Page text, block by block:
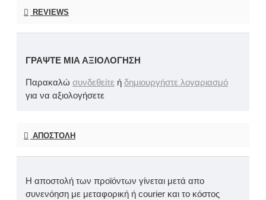
REVIEWS
ΓΡΆΨΤΕ ΜΙΑ ΑΞΙΟΛΌΓΗΣΗ
Παρακαλώ συνδεθείτε ή δημιουργήστε λογαριασμό
για να αξιολογήσετε
ΑΠΟΣΤΟΛΉ
Η αποστολή των προϊόντων γίνεται μετά απο
συνενόηση με μεταφορική ή courier και το κόστος